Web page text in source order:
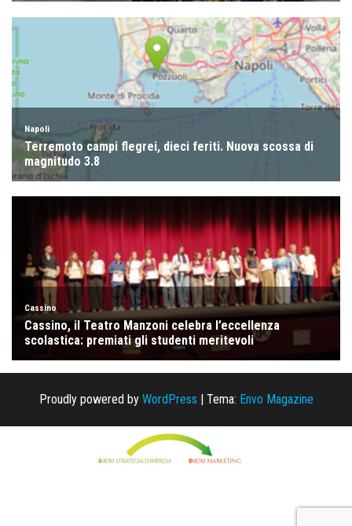
Proudly powered by WordPress | Tema: Envo Magazine